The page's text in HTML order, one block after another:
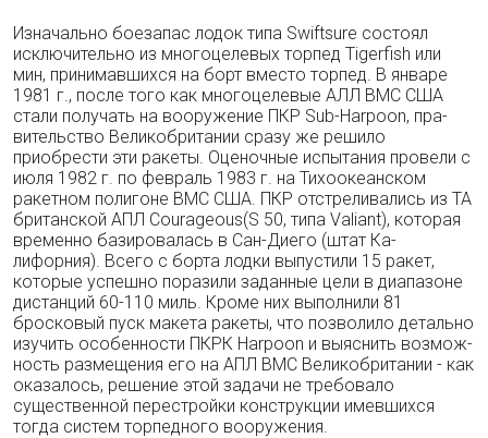
Изначально боезапас лодок типа Swiftsure состоял
исключительно из многоцелевых тор­пед Tigerfish или
мин, принимавшихся на борт вместо торпед. В январе
1981 г., после того как многоцелевые АЛЛ ВМС США
стали по­лучать на вооружение ПКР Sub-Harpoon, пра­
вительство Великобритании сразу же решило
приобрести эти ракеты. Оценочные испыта­ния провели с
июля 1982 г. по февраль 1983 г. на Тихоокеанском
ракетном полигоне ВМС США. ПКР отстреливались из ТА
британской АПЛ Courageous(S 50, типа Valiant), которая
временно базировалась в Сан-Диего (штат Ка­
лифорния). Всего с борта лодки выпустили 15 ракет,
которые успешно поразили заданные цели в диапазоне
дистанций 60-110 миль. Кро­ме них выполнили 81
бросковый пуск макета ракеты, что позволило детально
изучить осо­бенности ПКРК Harpoon и выяснить возмож­
ность размещения его на АПЛ ВМС Велико­британии - как
оказалось, решение этой за­дачи не требовало
существенной перестройки конструкции имевшихся
тогда систем торпед­ного вооружения.